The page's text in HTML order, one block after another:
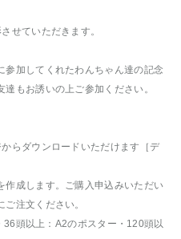
せていただきます。
参加してくれたわんちゃん達の記念
もお誘いの上ご参加ください。
らダウンロードいただけます［デ
作成します。ご購入申込みいただい
注文ください。
頭以上：A2のポスター・120頭以